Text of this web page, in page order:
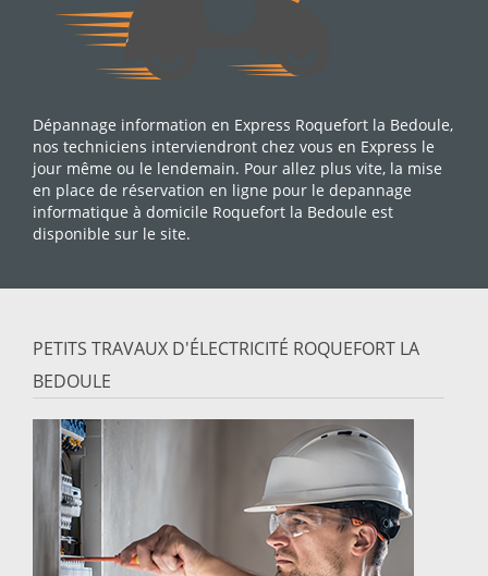
Dépannage information en Express Roquefort la Bedoule,
nos techniciens interviendront chez vous en Express le
jour même ou le lendemain. Pour allez plus vite, la mise
en place de réservation en ligne pour le depannage
informatique à domicile Roquefort la Bedoule est
disponible sur le site.
PETITS TRAVAUX D'ÉLECTRICITÉ ROQUEFORT LA
BEDOULE